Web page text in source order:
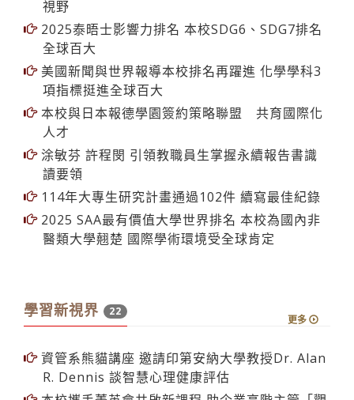
全球百大
美國新聞與世界報導本校排名再躍進 化學學科3
項指標挺進全球百大
本校與日本報德學園簽約策略聯盟 共育國際化
人才
涂敏芬 許程閔 引領教職員生掌握永續報告書識
讀要領
114年大專生研究計畫通過102件 續寫最佳紀錄
2025 SAA最有價值大學世界排名 本校為國內非
醫類大學翹楚 國際學術環境受全球肯定
資管系熊貓講座 邀請印第安納大學教授Dr. Alan
本校攜手菁英會共啟新課程 助企業高階主管「觀